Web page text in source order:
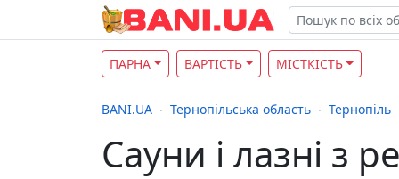
ПАРНА ВАРТІСТЬ МІСТКІСТЬ
BANI.UA Тернопільська область Тернопіль
Сауни і лазні з